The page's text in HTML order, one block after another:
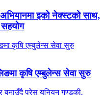
अभियानमा इको नेक्स्टको साथ,
कृषि एम्बुलेन्स सेवा सुरु